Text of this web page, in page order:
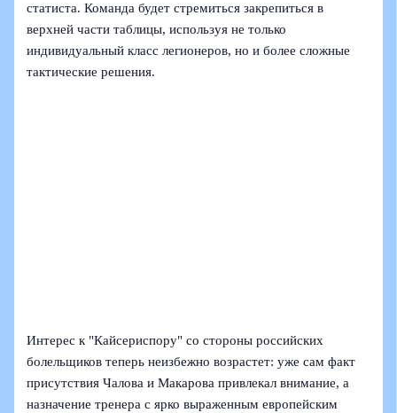
статиста. Команда будет стремиться закрепиться в
верхней части таблицы, используя не только
индивидуальный класс легионеров, но и более сложные
тактические решения.
Интерес к "Кайсериспору" со стороны российских
болельщиков теперь неизбежно возрастет: уже сам факт
присутствия Чалова и Макарова привлекал внимание, а
назначение тренера с ярко выраженным европейским